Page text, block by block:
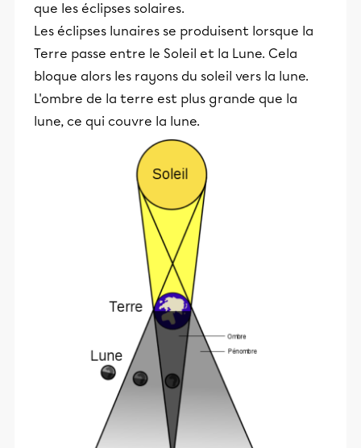
que les éclipses solaires.
Les éclipses lunaires se produisent lorsque la
Terre passe entre le Soleil et la Lune. Cela
bloque alors les rayons du soleil vers la lune.
L'ombre de la terre est plus grande que la
lune, ce qui couvre la lune.